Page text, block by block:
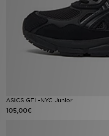
ASICS GEL-NYC Junior
105,00€